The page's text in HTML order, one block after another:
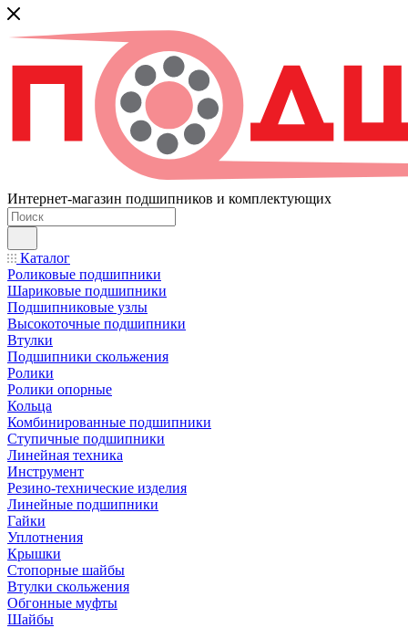
Интернет-магазин подшипников и комплектующих
Каталог
Роликовые подшипники
Шариковые подшипники
Подшипниковые узлы
Высокоточные подшипники
Втулки
Подшипники скольжения
Ролики
Ролики опорные
Кольца
Комбинированные подшипники
Ступичные подшипники
Линейная техника
Инструмент
Резино-технические изделия
Линейные подшипники
Гайки
Уплотнения
Крышки
Стопорные шайбы
Втулки скольжения
Обгонные муфты
Шайбы